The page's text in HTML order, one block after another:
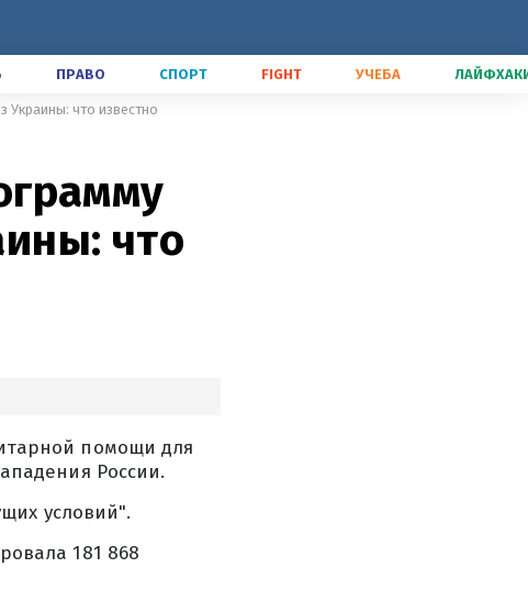
ПРАВО СПОРТ FIGHT УЧЕБА
что известно
что
помощи для
России.
условий".
181 868